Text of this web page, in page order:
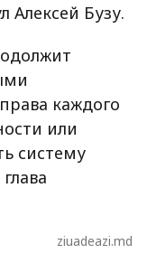
Алексей Бузу.
каждого
или
систему
ziuadeazi.md